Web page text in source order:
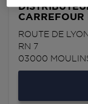
CARREFOUR
ROUTE DE
RN 7
03000